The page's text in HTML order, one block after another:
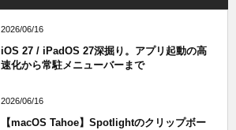
2026/06/16
iOS 27 / iPadOS 27深掘り。アプリ起動の高
速化から常駐メニューバーまで
2026/06/16
【macOS Tahoe】Spotlightのクリップボー